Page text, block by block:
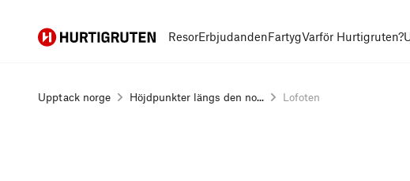
Hurtigruten ResorErbjudandenFartygVarför Hurtigruten?
Upptack norge Höjdpunkter längs den no... Lofoten